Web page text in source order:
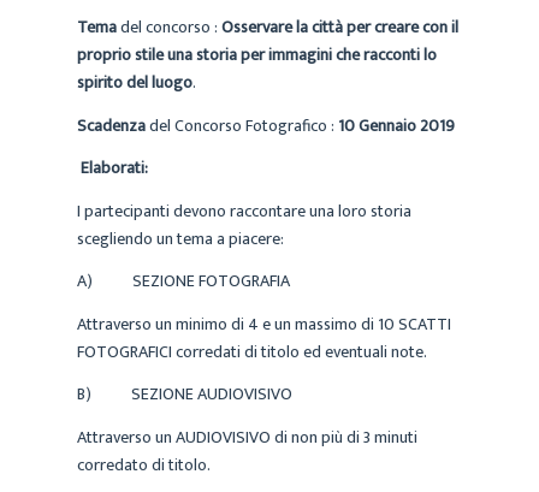
Temadel concorso :Osservare la città per creare con il
proprio stile una storia per immagini che racconti lo
spirito del luogo.
Scadenzadel Concorso Fotografico : 10 Gennaio 2019
Elaborati:
I partecipanti devono raccontare una loro storia
scegliendo un tema a piacere:
A) SEZIONE FOTOGRAFIA
Attraverso un minimo di 4 e un massimo di 10 SCATTI
FOTOGRAFICI corredati di titolo ed eventuali note.
B) SEZIONE AUDIOVISIVO
Attraverso un AUDIOVISIVO di non più di 3 minuti
corredato di titolo.